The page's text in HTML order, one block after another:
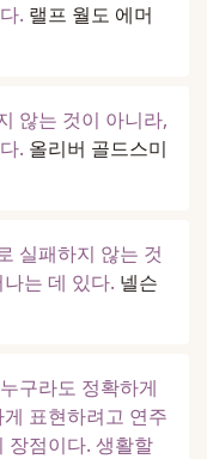
. 랠프 월도 에머
않는 것이 아니라,
. 올리버 골드스미
실패하지 않는 것
는 데 있다. 넬슨
구라도 정확하게
표현하려고 연주
장점이다. 생활할